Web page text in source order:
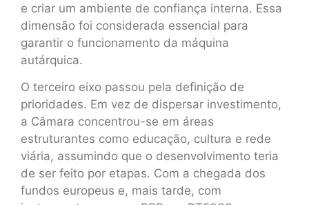
e criar um ambiente de confiança interna. Essa
dimensão foi considerada essencial para
garantir o funcionamento da máquina
autárquica.
O terceiro eixo passou pela definição de
prioridades. Em vez de dispersar investimento,
a Câmara concentrou-se em áreas
estruturantes como educação, cultura e rede
viária, assumindo que o desenvolvimento teria
de ser feito por etapas. Com a chegada dos
fundos europeus e, mais tarde, com